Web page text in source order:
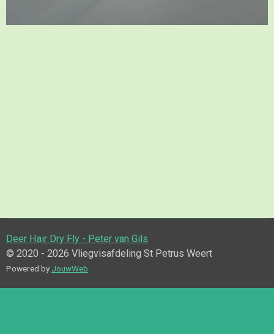
Deer Hair Dry Fly - Peter van Gils
© 2020 - 2026 Vliegvisafdeling St Petrus Weert
Powered by JouwWeb